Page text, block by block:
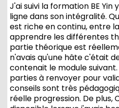
J'ai suivi la formation BE
ligne dans son intégralité.
est riche en continu, entre
apprendre les différentes
partie théorique est
n'avais qu'une hâte c'était
contenait le module
parties à renvoyer pour
conseils sont très
réelle progression. De plus,